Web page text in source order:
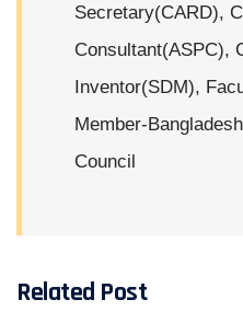
Secretary(CARD),
Consultant(ASPC),
Inventor(SDM),
Member-
Council
Related Post